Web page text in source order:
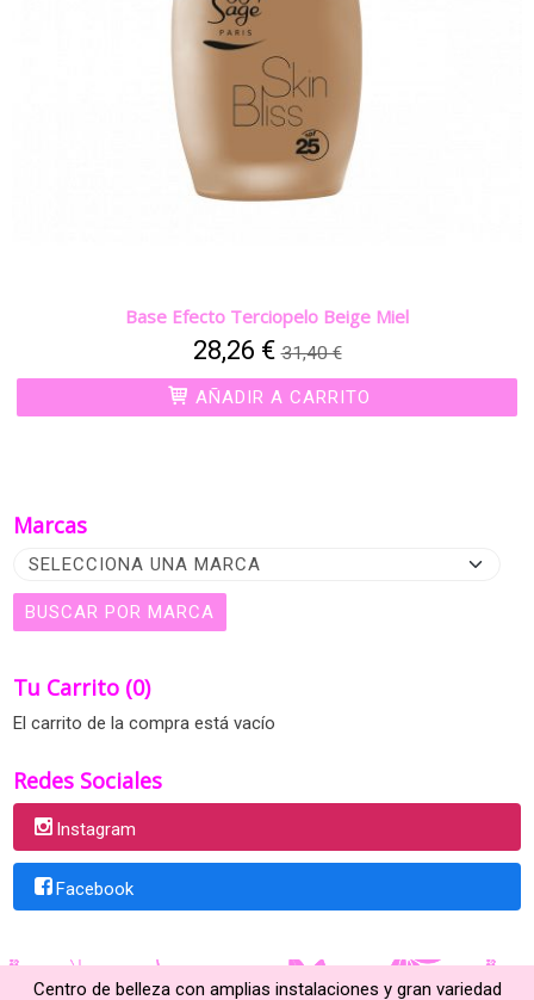
Marcas
Tu Carrito (0)
El carrito de la compra está vacío
Redes Sociales
Instagram
Facebook
Base Efecto Terciopelo Beige Miel
28,26 €31,40 €
AÑADIR A CARRITO
Centro de belleza con amplias instalaciones y gran variedad